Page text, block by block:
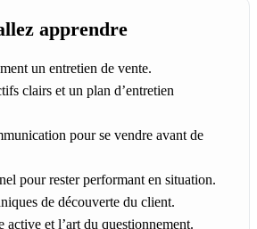
apprendre
un entretien de vente.
clairs et un plan d’entretien
pour se vendre avant de
pour rester performant en situation.
de découverte du client.
active et l’art du questionnement.